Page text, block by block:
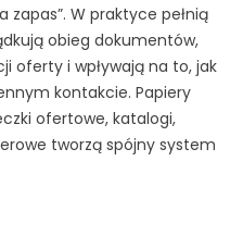
zapas”. W praktyce pełnią
obieg dokumentów,
oferty i wpływają na to, jak
kontakcie. Papiery
ofertowe, katalogi,
tworzą spójny system